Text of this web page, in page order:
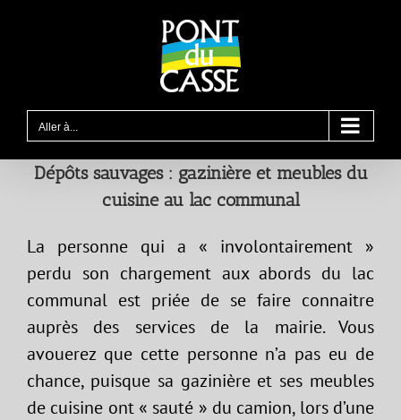
Aller à...
Dépôts sauvages : gazinière et meubles du
cuisine au lac communal
La personne qui a « involontairement »
perdu son chargement aux abords du lac
communal est priée de se faire connaitre
auprès des services de la mairie. Vous
avouerez que cette personne n’a pas eu de
chance, puisque sa gazinière et ses meubles
de cuisine ont « sauté » du camion, lors d’une